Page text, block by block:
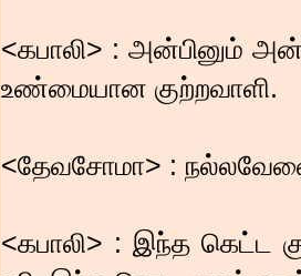
<கபாலி> : அன்பினும்
உண்மையான குற்றவாளி.
<தேவசோமா> :
<கபாலி> : இந்த கெட்ட